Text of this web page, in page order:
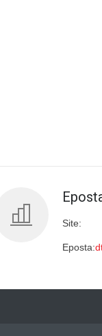
Site:
Eposta: